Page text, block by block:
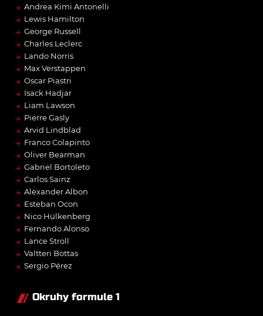
→ Andrea Kimi Antonelli
→ Lewis Hamilton
→ George Russell
→ Charles Leclerc
→ Lando Norris
→ Max Verstappen
→ Oscar Piastri
→ Isack Hadjar
→ Liam Lawson
→ Pierre Gasly
→ Arvid Lindblad
→ Franco Colapinto
→ Oliver Bearman
→ Gabriel Bortoleto
→ Carlos Sainz
→ Alexander Albon
→ Esteban Ocon
→ Nico Hülkenberg
→ Fernando Alonso
→ Lance Stroll
→ Valtteri Bottas
→ Sergio Pérez
Okruhy formule 1